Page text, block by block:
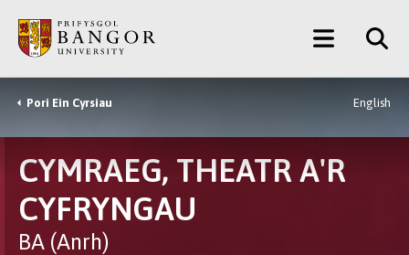
Prif
Gynnwys
Main
Menu
Breadcrumb
Pori Ein Cyrsiau English
CYMRAEG, THEATR A'R
CYFRYNGAU
BA (Anrh)